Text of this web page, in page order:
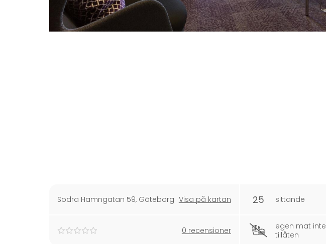
Södra Hamngatan 59, Göteborg Visa på kartan
0 recensioner
25 sittande
egen mat inte
tillåten